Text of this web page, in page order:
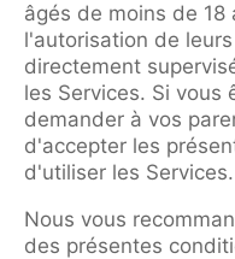
âgés de moins de
l'autorisation de
directement
les Services. Si vous
demander à vos
d'accepter les
d'utiliser les Services.
Nous vous
des présentes